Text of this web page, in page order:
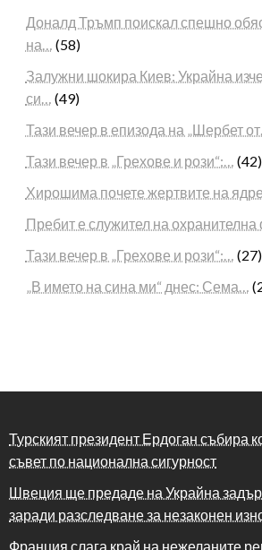
Доналд Тръмп поискал спешно
на… (58)
Залужни шокира Киев: Украйна
си… (49)
Тази вечер в епизода на „Шербет
Тази вечер в „Грехове и рози“:… (42)
Хирошима почете жертвите на
Пребит е служител на
Тази вечер в „Грехове и рози“:… (27)
„В името на сина ми“ днес: Сема…
Турският президент Ердоган събира
съвет по национална сигурност
Швеция ще предаде на Украйна
заради разследване за незаконен
Франция слага край на нежеланите